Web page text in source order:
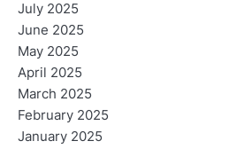
July 2025
June 2025
May 2025
April 2025
March 2025
February 2025
January 2025